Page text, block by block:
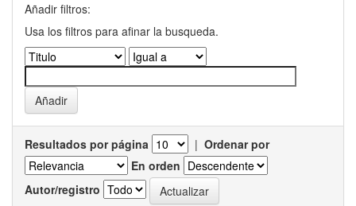
Añadir filtros:
Usa los filtros para afinar la busqueda.
Resultados por página | Ordenar por
En orden
Autor/registro